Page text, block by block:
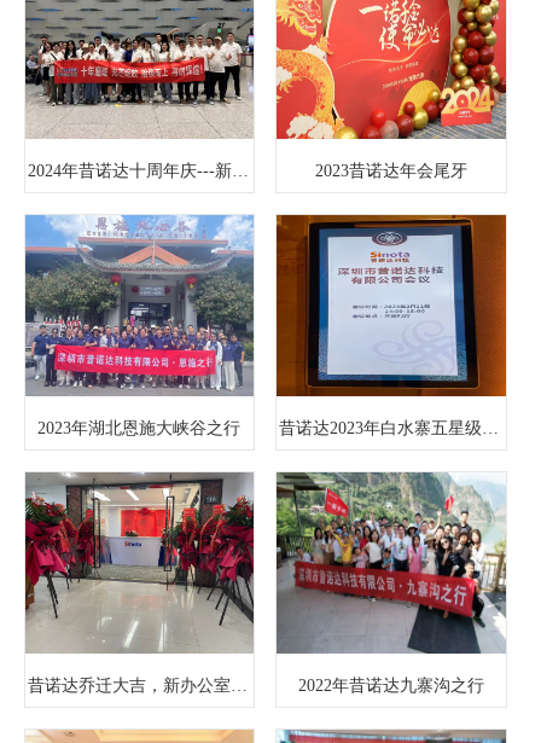
2024年昔诺达十周年庆---新疆之行！ 2023昔诺达年会尾牙
2023年湖北恩施大峡谷之行
2022年昔诺达九寨沟之行